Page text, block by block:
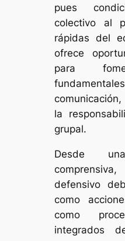
pues
colectivo al
rápidas del
ofrece
para
la
grupal.
Desde
defensivo
como
como
integrados